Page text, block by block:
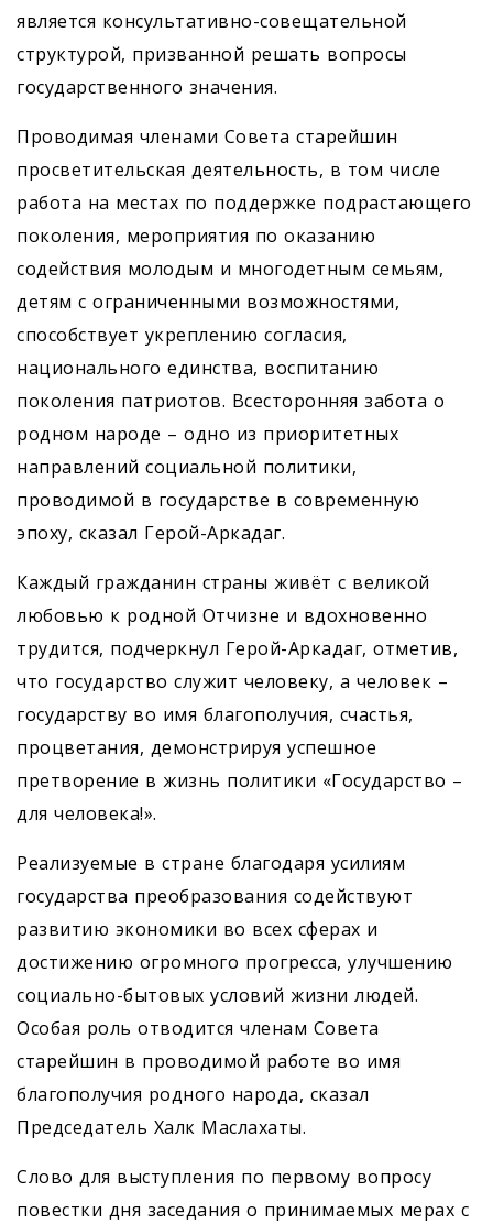
является консультативно-совещательной
структурой, призванной решать вопросы
государственного значения.
Проводимая членами Совета старейшин
просветительская деятельность, в том числе
работа на местах по поддержке подрастающего
поколения, мероприятия по оказанию
содействия молодым и многодетным семьям,
детям с ограниченными возможностями,
способствует укреплению согласия,
национального единства, воспитанию
поколения патриотов. Всесторонняя забота о
родном народе – одно из приоритетных
направлений социальной политики,
проводимой в государстве в современную
эпоху, сказал Герой-Аркадаг.
Каждый гражданин страны живёт с великой
любовью к родной Отчизне и вдохновенно
трудится, подчерк­нул Герой-Аркадаг, отметив,
что государство служит человеку, а человек –
государству во имя благополучия, счастья,
процветания, демонстрируя успешное
претворение в жизнь политики «Государство –
для человека!».
Реализуемые в стране благодаря усилиям
государства преобразования содействуют
развитию экономики во всех сферах и
достижению огромного прогресса, улучшению
социально-бытовых условий жизни людей.
Особая роль отводится членам Совета
старейшин в проводимой работе во имя
благополучия родного народа, сказал
Председатель Халк Маслахаты.
Слово для выступления по первому вопросу
повестки дня заседания о принимаемых мерах с